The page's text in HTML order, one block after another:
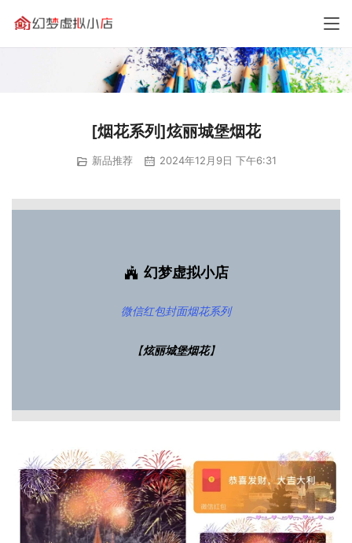
[烟花系列]炫丽城堡烟花
新品推荐 2024年12月9日 下午6:31
幻梦虚拟小店
微信红包封面烟花系列
【炫丽城堡烟花】